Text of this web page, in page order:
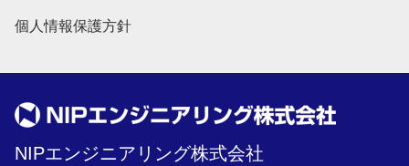
個人情報保護方針
NIPエンジニアリング株式会社